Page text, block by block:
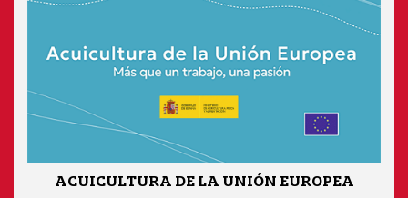
ACUICULTURA DE LA UNIÓN EUROPEA